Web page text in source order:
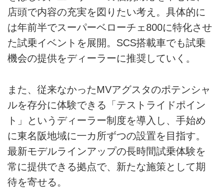
店頭で内容の充実を図りたい考え。具体的に
は年前半でスーパーベローチェ800に特化させ
た試乗イベントを展開。SCS搭載車でも試乗
機会の提供をディーラーに推奨していく。
また、従来なかったMVアグスタのポテンシャ
ルを存分に体験できる「テストライドポイン
ト」というディーラー制度を導入し、手始め
に東名阪地域に一カ所ずつの設置を目指す。
最新モデルラインアップの長時間試乗体験を
常に提供できる拠点で、新たな施策として期
待を寄せる。